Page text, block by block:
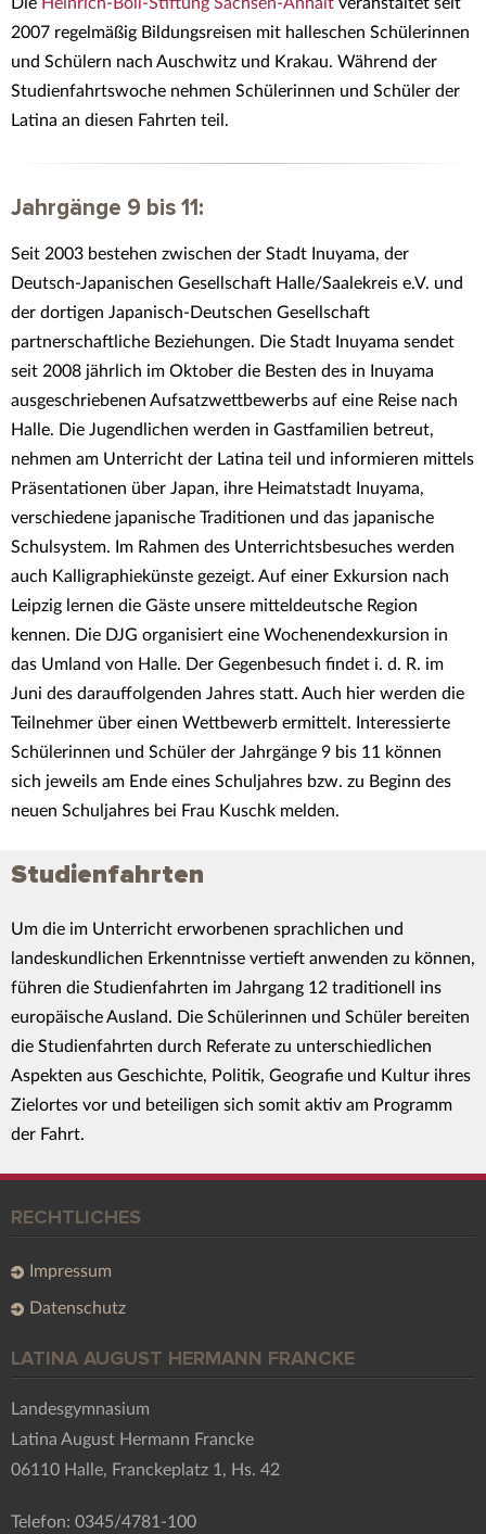
Die Heinrich-Böll-Stiftung Sachsen-Anhalt veranstaltet seit
2007 regelmäßig Bildungsreisen mit halleschen Schülerinnen
und Schülern nach Auschwitz und Krakau. Während der
Studienfahrtswoche nehmen Schülerinnen und Schüler der
Latina an diesen Fahrten teil.
Jahrgänge 9 bis 11:
Seit 2003 bestehen zwischen der Stadt Inuyama, der
Deutsch-Japanischen Gesellschaft Halle/Saalekreis e.V. und
der dortigen Japanisch-Deutschen Gesellschaft
partnerschaftliche Beziehungen. Die Stadt Inuyama sendet
seit 2008 jährlich im Oktober die Besten des in Inuyama
ausgeschriebenen Aufsatzwettbewerbs auf eine Reise nach
Halle. Die Jugendlichen werden in Gastfamilien betreut,
nehmen am Unterricht der Latina teil und informieren mittels
Präsentationen über Japan, ihre Heimatstadt Inuyama,
verschiedene japanische Traditionen und das japanische
Schulsystem. Im Rahmen des Unterrichtsbesuches werden
auch Kalligraphiekünste gezeigt. Auf einer Exkursion nach
Leipzig lernen die Gäste unsere mitteldeutsche Region
kennen. Die DJG organisiert eine Wochenendexkursion in
das Umland von Halle. Der Gegenbesuch findet i. d. R. im
Juni des darauffolgenden Jahres statt. Auch hier werden die
Teilnehmer über einen Wettbewerb ermittelt. Interessierte
Schülerinnen und Schüler der Jahrgänge 9 bis 11 können
sich jeweils am Ende eines Schuljahres bzw. zu Beginn des
neuen Schuljahres bei Frau Kuschk melden.
Studienfahrten
Um die im Unterricht erworbenen sprachlichen und
landeskundlichen Erkenntnisse vertieft anwenden zu können,
führen die Studienfahrten im Jahrgang 12 traditionell ins
europäische Ausland. Die Schülerinnen und Schüler bereiten
die Studienfahrten durch Referate zu unterschiedlichen
Aspekten aus Geschichte, Politik, Geografie und Kultur ihres
Zielortes vor und beteiligen sich somit aktiv am Programm
der Fahrt.
RECHTLICHES
Impressum
Datenschutz
LATINA AUGUST HERMANN FRANCKE
Landesgymnasium
Latina August Hermann Francke
06110 Halle, Franckeplatz 1, Hs. 42
Telefon: 0345/4781-100